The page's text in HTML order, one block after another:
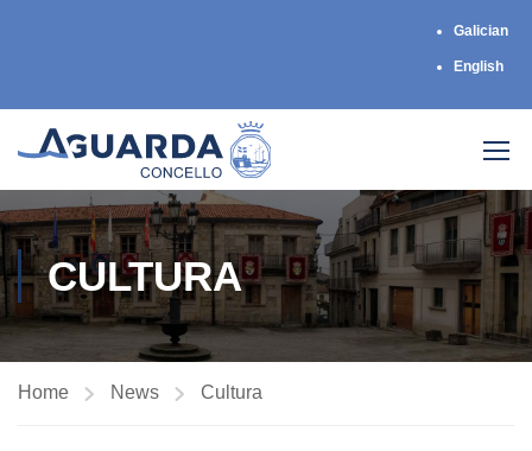
Galician
English
CULTURA
Home News Cultura